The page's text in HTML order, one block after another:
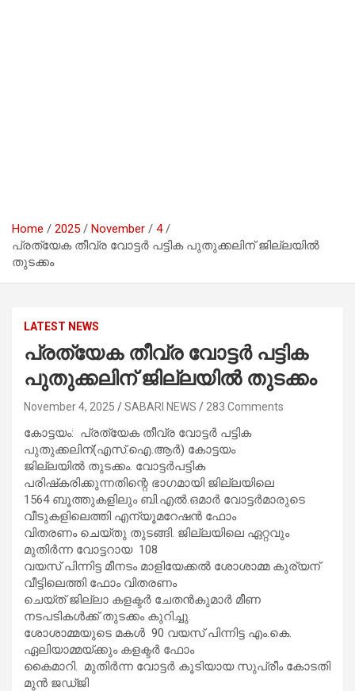
Home 2025 November
4
പ്രത്യേക തീവ്ര വോട്ടർ പട്ടിക പുതുക്കലിന് ജില്ലയിൽ
തുടക്കം
LATEST NEWS
പ്രത്യേക തീവ്ര വോട്ടർ പട്ടിക
പുതുക്കലിന് ജില്ലയിൽ തുടക്കം
November 4, 2025 SABARI NEWS 283 Comments
കോട്ടയം: പ്രത്യേക തീവ്ര വോട്ടർ പട്ടിക
പുതുക്കലിന്(എസ്.ഐ.ആർ) കോട്ടയം
ജില്ലയിൽ തുടക്കം. വോട്ടർപട്ടിക
പരിഷ്‌കരിക്കുന്നതിന്റെ ഭാഗമായി ജില്ലയിലെ
1564 ബൂത്തുകളിലും ബി.എൽ.ഒമാർ വോട്ടർമാരുടെ
വീടുകളിലെത്തി എന്യൂമറേഷൻ ഫോം
വിതരണം ചെയ്തു തുടങ്ങി. ജില്ലയിലെ ഏറ്റവും
മുതിർന്ന വോട്ടറായ 108
വയസ് പിന്നിട്ട മീനടം മാളിയേക്കൽ ശോശാമ്മ കുര്യന്
വീട്ടിലെത്തി ഫോം വിതരണം
ചെയ്ത് ജില്ലാ കളക്ടർ ചേതൻകുമാർ മീണ
നടപടികൾക്ക് തുടക്കം കുറിച്ചു.
ശോശാമ്മയുടെ മകൾ 90 വയസ് പിന്നിട്ട എം.കെ.
ഏലിയാമ്മയ്ക്കും കളക്ടർ ഫോം
കൈമാറി. മുതിർന്ന വോട്ടർ കൂടിയായ സുപ്രീം കോടതി
മുൻ ജഡ്ജി